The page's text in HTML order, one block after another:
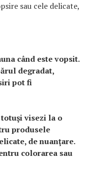
sau cele delicate,
când este vopsit.
degradat,
pot fi
visezi la o
produsele
de nuanţare.
colorarea sau